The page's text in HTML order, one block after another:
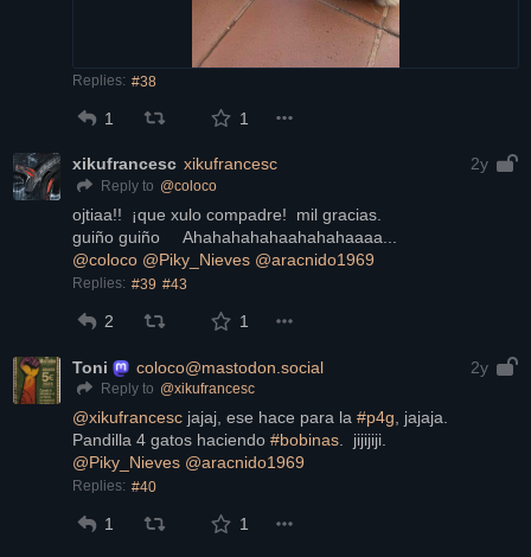
Replies: #38
1 1
xikufrancesc xikufrancesc 2y
Reply to @coloco
ojtiaa!!  ¡que xulo compadre!  mil gracias.
guiño guiño     Ahahahahahaahahahaaaa...
@coloco @Piky_Nieves @aracnido1969
Replies: #39 #43
2 1
Toni coloco@mastodon.social 2y
Reply to @xikufrancesc
@xikufrancesc jajaj, ese hace para la #p4g, jajaja.
Pandilla 4 gatos haciendo #bobinas.  jijijiji.
@Piky_Nieves @aracnido1969
Replies: #40
1 1